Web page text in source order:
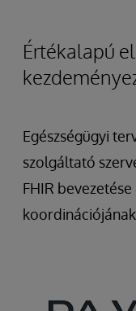
Értékalapú
Egészségügyi
szolgáltató
FHIR